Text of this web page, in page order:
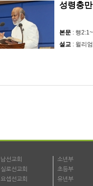
성령충만
본문 : 행
설교 : 윌리
남선교회
실로선교회
요셉선교회
소년부
초등부
유년부